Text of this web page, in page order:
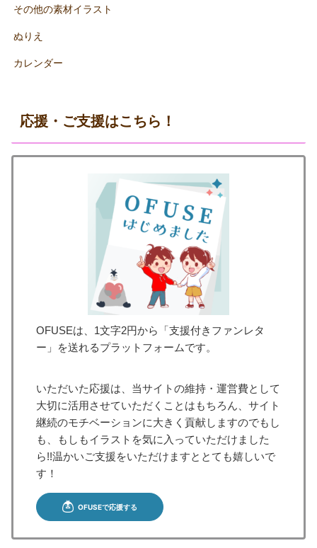
その他の素材イラスト
ぬりえ
カレンダー
応援・ご支援はこちら！
OFUSEは、1文字2円から「支援付きファンレタ
ー」を送れるプラットフォームです。
いただいた応援は、当サイトの維持・運営費として
大切に活用させていただくことはもちろん、サイト
継続のモチベーションに大きく貢献しますのでもし
も、もしもイラストを気に入っていただけました
ら!!温かいご支援をいただけますととても嬉しいで
す！